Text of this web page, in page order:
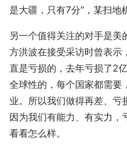
是大疆，只有7分”，某扫地
另一个值得关注的对手是美
方洪波在接受采访时曾表示
直是亏损的，去年亏损了2
全球性的，每个国家都需要
业。所以我们做得再差、亏
因为我们有能力、有实力，
看看怎么样。